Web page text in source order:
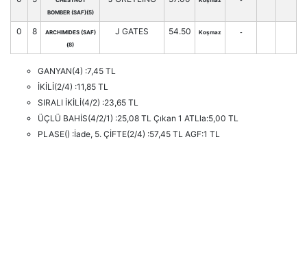
BOMBER (SAF)(5)
0 8
ARCHIMIDES (SAF)
(8)
J GATES 54.50 Koşmaz -
GANYAN(4) :7,45 TL
İKİLİ(2/4) :11,85 TL
SIRALI İKİLİ(4/2) :23,65 TL
ÜÇLÜ BAHİS(4/2/1) :25,08 TL Çıkan 1 ATLla:5,00 TL
PLASE() :İade, 5. ÇİFTE(2/4) :57,45 TL AGF:1 TL